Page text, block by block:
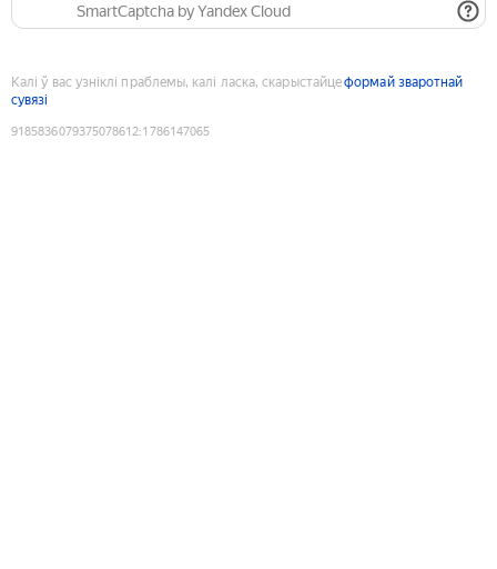
SmartCaptcha by Yandex Cloud
Калі ў вас узніклі праблемы, калі ласка, скарыстайцеформай зваротнай
сувязі
9185836079375078612:1786147065